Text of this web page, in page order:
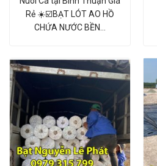
Rẻ ☀️☑️BẠT LÓT AO HỒ
CHỨA NƯỚC BỀN…